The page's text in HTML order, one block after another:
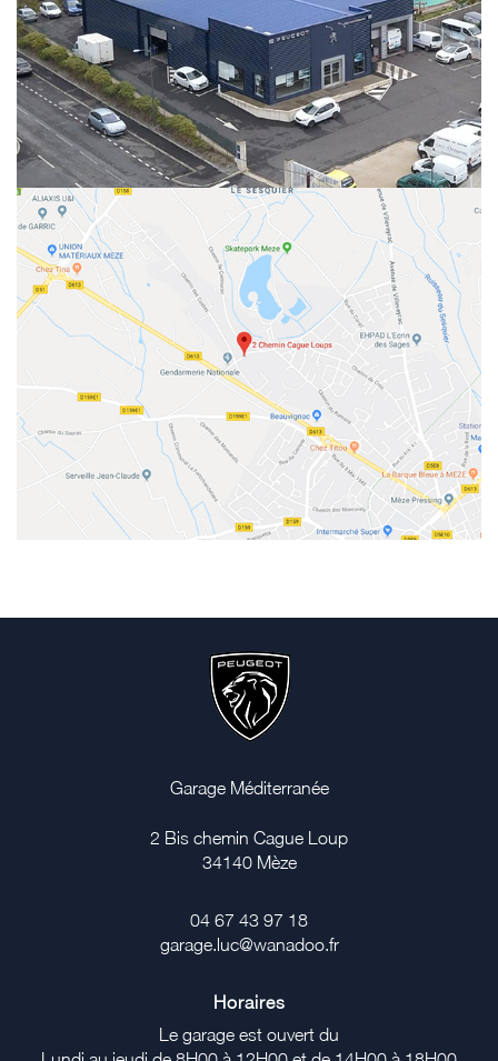
Garage Méditerranée
2 Bis chemin Cague Loup
34140 Mèze
04 67 43 97 18
garage.luc@wanadoo.fr
Horaires
Le garage est ouvert du